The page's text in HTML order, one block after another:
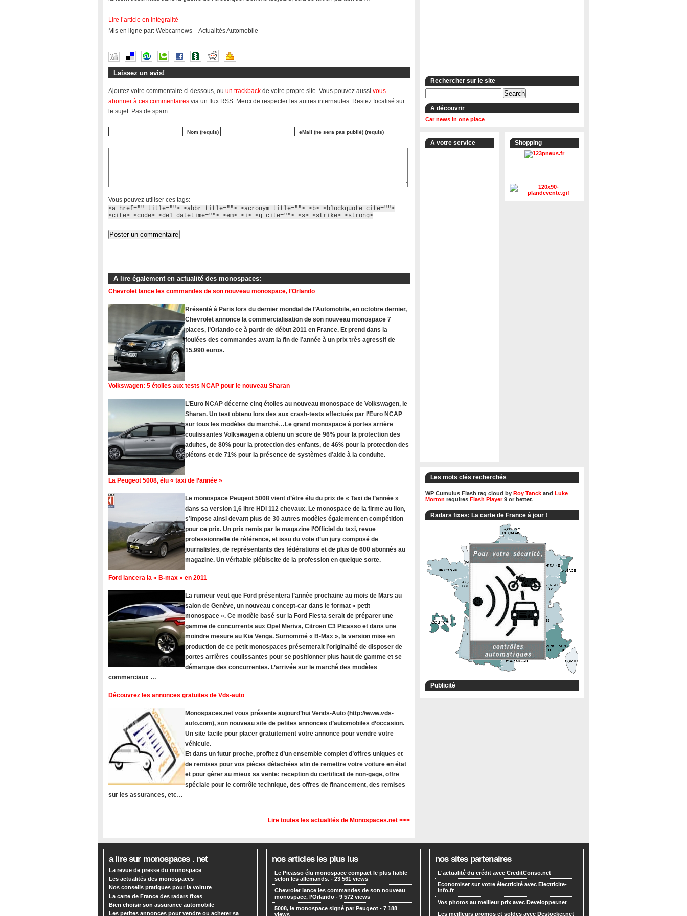
Lire l’article en intégralité
Mis en ligne par: Webcarnews – Actualités Automobile
Laissez un avis!
Ajoutez votre commentaire ci dessous, ou un trackback de votre propre site. Vous pouvez aussi vous
abonner à ces commentaires via un flux RSS. Merci de respecter les autres internautes. Restez focalisé sur
le sujet. Pas de spam.
Nom (requis) eMail (ne sera pas publié) (requis)
Vous pouvez utiliser ces tags:
<a href="" title=""> <abbr title=""> <acronym title=""> <b> <blockquote cite="">
<cite> <code> <del datetime=""> <em> <i> <q cite=""> <s> <strike> <strong>
A lire également en actualité des monospaces:
Chevrolet lance les commandes de son nouveau monospace, l’Orlando
Rrésenté à Paris lors du dernier mondial de l’Automobile, en octobre dernier,
Chevrolet annonce la commercialisation de son nouveau monospace 7
places, l’Orlando ce à partir de début 2011 en France. Et prend dans la
foulées des commandes avant la fin de l’année à un prix très agressif de
15.990 euros.
Volkswagen: 5 étoiles aux tests NCAP pour le nouveau Sharan
L’Euro NCAP décerne cinq étoiles au nouveau monospace de Volkswagen, le
Sharan. Un test obtenu lors des aux crash-tests effectués par l’Euro NCAP
sur tous les modèles du marché…Le grand monospace à portes arrière
coulissantes Volkswagen a obtenu un score de 96% pour la protection des
adultes, de 80% pour la protection des enfants, de 46% pour la protection des
piétons et de 71% pour la présence de systèmes d’aide à la conduite.
La Peugeot 5008, élu « taxi de l’année »
Le monospace Peugeot 5008 vient d’être élu du prix de « Taxi de l’année »
dans sa version 1,6 litre HDi 112 chevaux. Le monospace de la firme au lion,
s’impose ainsi devant plus de 30 autres modèles également en compétition
pour ce prix. Un prix remis par le magazine l’Officiel du taxi, revue
professionnelle de référence, et issu du vote d’un jury composé de
journalistes, de représentants des fédérations et de plus de 600 abonnés au
magazine. Un véritable plébiscite de la profession en quelque sorte.
Ford lancera la « B-max » en 2011
La rumeur veut que Ford présentera l’année prochaine au mois de Mars au
salon de Genève, un nouveau concept-car dans le format « petit
monospace ». Ce modèle basé sur la Ford Fiesta serait de préparer une
gamme de concurrents aux Opel Meriva, Citroën C3 Picasso et dans une
moindre mesure au Kia Venga. Surnommé « B-Max », la version mise en
production de ce petit monospaces présenterait l’originalité de disposer de
portes arrières coulissantes pour se positionner plus haut de gamme et se
démarque des concurrentes. L’arrivée sur le marché des modèles
commerciaux …
Découvrez les annonces gratuites de Vds-auto
Monospaces.net vous présente aujourd’hui Vends-Auto (http://www.vds-
auto.com), son nouveau site de petites annonces d’automobiles d’occasion.
Un site facile pour placer gratuitement votre annonce pour vendre votre
véhicule.
Et dans un futur proche, profitez d’un ensemble complet d’offres uniques et
de remises pour vos pièces détachées afin de remettre votre voiture en état
et pour gérer au mieux sa vente: reception du certificat de non-gage, offre
spéciale pour le contrôle technique, des offres de financement, des remises
sur les assurances, etc…
Lire toutes les actualités de Monospaces.net >>>
Rechercher sur le site
A découvrir
Car news in one place
A votre service Shopping
Les mots clés recherchés
WP Cumulus Flash tag cloud by Roy Tanck and Luke
Morton requires Flash Player9 or better.
Radars fixes: La carte de France à jour !
Publicité
a lire sur monospaces . net
La revue de presse du monospace
Les actualités des monospaces
Nos conseils pratiques pour la voiture
La carte de France des radars fixes
Bien choisir son assurance automobile
Les petites annonces pour vendre ou acheter sa
nos articles les plus lus
Le Picasso élu monospace compact le plus fiable
selon les allemands. - 23 561 views
Chevrolet lance les commandes de son nouveau
monospace, l’Orlando - 9 572 views
5008, le monospace signé par Peugeot - 7 188
views
nos sites partenaires
L'actualité du crédit avec CreditConso.net
Economiser sur votre électricité avec Electricite-
info.fr
Vos photos au meilleur prix avec Developper.net
Les meilleurs promos et soldes avec Destocker.net